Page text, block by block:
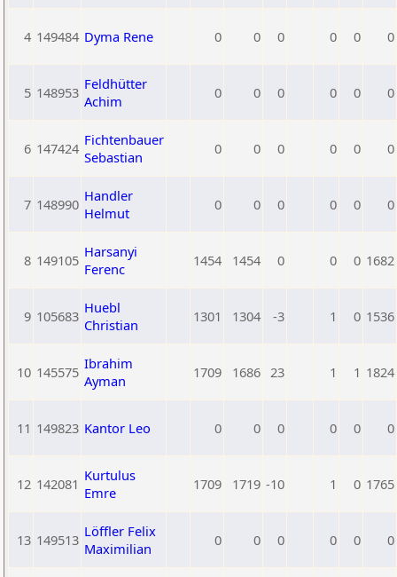
4 149484 Dyma Rene 0 0 0 0 0 0
5 148953 Feldhütter
Achim
0 0 0 0 0 0
6 147424 Fichtenbauer
Sebastian
0 0 0 0 0 0
7 148990 Handler
Helmut
0 0 0 0 0 0
8 149105 Harsanyi
Ferenc
1454 1454 0 0 0 1682
9 105683 Huebl
Christian
1301 1304 -3 1 0 1536
10 145575 Ibrahim
Ayman
1709 1686 23 1 1 1824
11 149823 Kantor Leo 0 0 0 0 0 0
12 142081 Kurtulus
Emre
1709 1719 -10 1 0 1765
13 149513 Löffler Felix
Maximilian
0 0 0 0 0 0